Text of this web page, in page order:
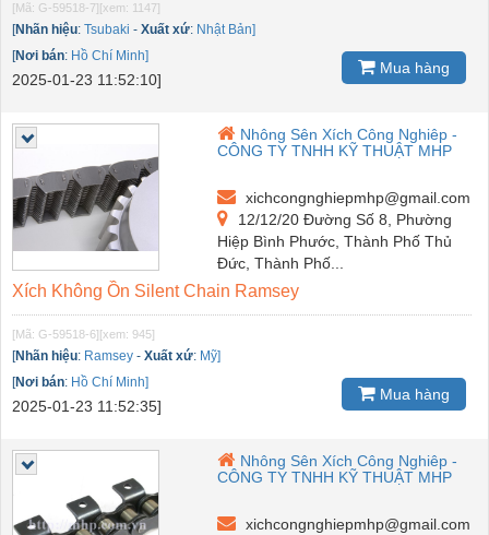
[Mã: G-59518-7] [xem: 1147]
[Nhãn hiệu: Tsubaki - Xuất xứ: Nhật Bản]
[Nơi bán: Hồ Chí Minh]
2025-01-23 11:52:10]
Mua hàng
Nhông Sên Xích Công Nghiêp -
CÔNG TY TNHH KỸ THUẬT MHP
xichcongnghiepmhp@gmail.com
12/12/20 Đường Số 8, Phường
Hiệp Bình Phước, Thành Phố Thủ
Đức, Thành Phố...
Xích Không Ồn Silent Chain Ramsey
[Mã: G-59518-6] [xem: 945]
[Nhãn hiệu: Ramsey - Xuất xứ: Mỹ]
[Nơi bán: Hồ Chí Minh]
2025-01-23 11:52:35]
Mua hàng
Nhông Sên Xích Công Nghiêp -
CÔNG TY TNHH KỸ THUẬT MHP
xichcongnghiepmhp@gmail.com